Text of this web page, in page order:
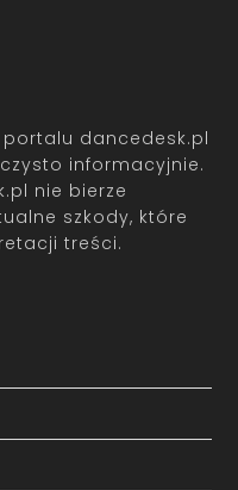
dancedesk.pl
informacyjnie.
nie bierze
szkody, które
treści.